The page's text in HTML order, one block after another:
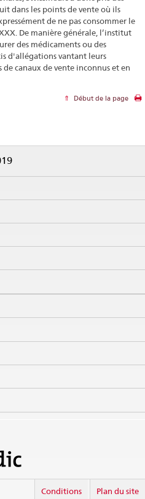
dans les points de vente où ils
de ne pas consommer le
De manière générale, l’institut
des médicaments ou des
d'allégations vantant leurs
canaux de vente inconnus et en
Début de la page
Conditions Plan du site